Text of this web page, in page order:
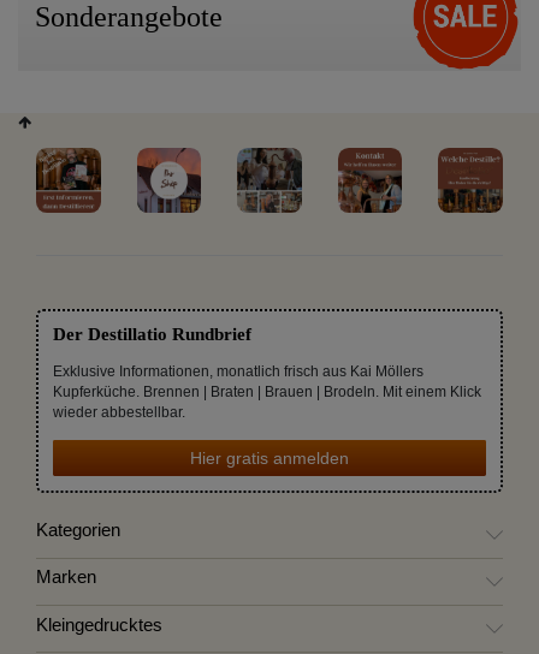
Sonderangebote
Der Destillatio Rundbrief
Exklusive Informationen, monatlich frisch aus Kai Möllers
Kupferküche. Brennen | Braten | Brauen | Brodeln. Mit einem Klick
wieder abbestellbar.
Hier gratis anmelden
Kategorien
Marken
Kleingedrucktes